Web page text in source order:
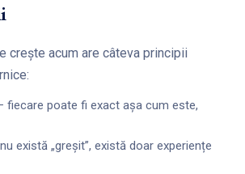
crește acum are câteva principii
fiecare poate fi exact așa cum este,
există „greșit”, există doar experiențe